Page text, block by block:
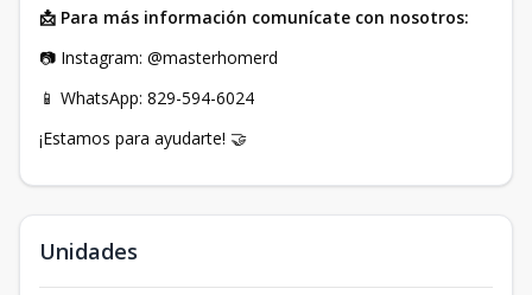
📩 Para más información comunícate con nosotros:
📷 Instagram: @masterhomerd
📱 WhatsApp: 829-594-6024
¡Estamos para ayudarte! 🤝
Unidades